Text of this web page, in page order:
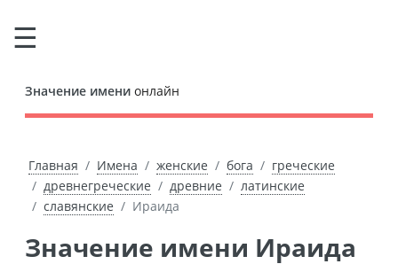
Значение имени онлайн
Главная Имена женские бога
греческие
древнегреческие
древние
латинские
славянские
Ираида
Значение имени Ираида